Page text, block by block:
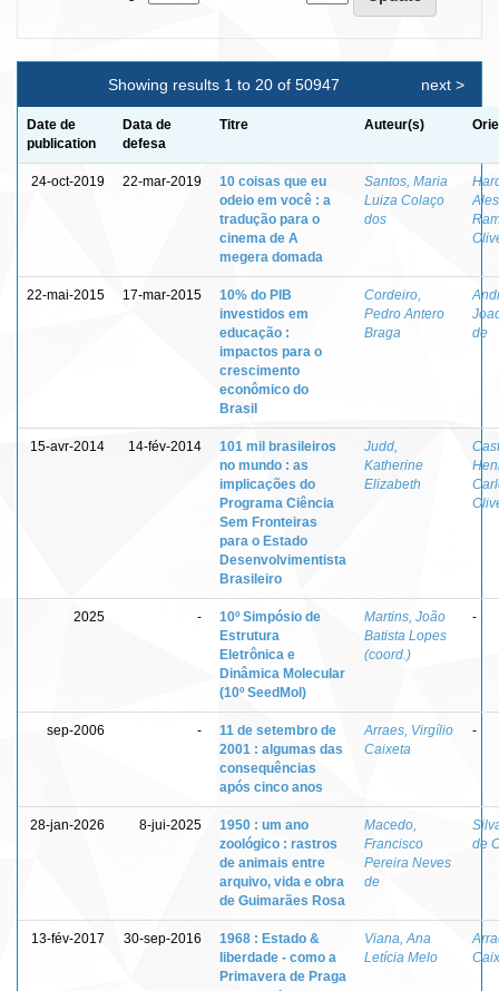
Showing results 1 to 20 of 50947 next >
Date de
publication
Data de
defesa
Titre Auteur(s)
24-oct-2019 22-mar-2019
10 coisas que eu
odeio em você : a
tradução para o
cinema de A
megera domada
Santos, Maria
Luiza Colaço
dos
22-mai-2015 17-mar-2015
10% do PIB
investidos em
educação :
impactos para o
crescimento
econômico do
Brasil
Cordeiro,
Pedro Antero
Braga
de
15-avr-2014 14-fév-2014
101 mil brasileiros
no mundo : as
implicações do
Programa Ciência
Sem Fronteiras
para o Estado
Desenvolvimentista
Brasileiro
Judd,
Katherine
Elizabeth
2025 -
10º Simpósio de
Estrutura
Eletrônica e
Dinâmica Molecular
(10º SeedMol)
Martins, João
Batista Lopes
(coord.)
-
sep-2006 -
11 de setembro de
2001 : algumas das
consequências
após cinco anos
Arraes, Virgílio
Caixeta
-
28-jan-2026 8-jui-2025
1950 : um ano
zoológico : rastros
de animais entre
arquivo, vida e obra
de Guimarães Rosa
Macedo,
Francisco
Pereira Neves
de
de
13-fév-2017 30-sep-2016
1968 : Estado &
liberdade - como a
Primavera de Praga
Viana, Ana
Letícia Melo